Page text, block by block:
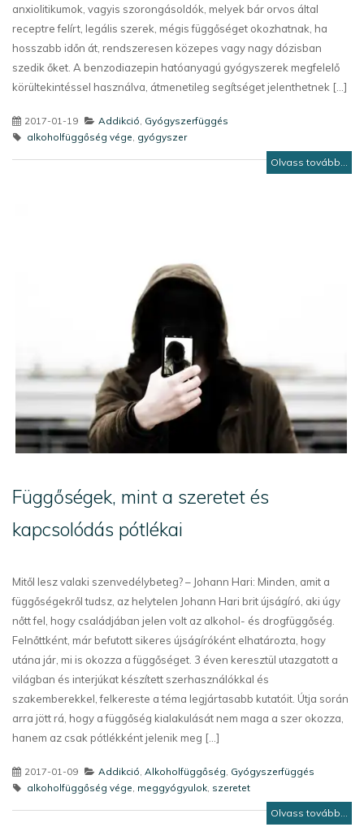
anxiolitikumok, vagyis szorongásoldók, melyek bár orvos által
receptre felírt, legális szerek, mégis függőséget okozhatnak, ha
hosszabb időn át, rendszeresen közepes vagy nagy dózisban
szedik őket. A benzodiazepin hatóanyagú gyógyszerek megfelelő
körültekintéssel használva, átmenetileg segítséget jelenthetnek [...]
2017-01-19 Addikció, Gyógyszerfüggés
alkoholfüggőség vége, gyógyszer
Olvass tovább...
Függőségek, mint a szeretet és
kapcsolódás pótlékai
Mitől lesz valaki szenvedélybeteg? – Johann Hari: Minden, amit a
függőségekről tudsz, az helytelen Johann Hari brit újságíró, aki úgy
nőtt fel, hogy családjában jelen volt az alkohol- és drogfüggőség.
Felnőttként, már befutott sikeres újságíróként elhatározta, hogy
utána jár, mi is okozza a függőséget. 3 éven keresztül utazgatott a
világban és interjúkat készített szerhasználókkal és
szakemberekkel, felkereste a téma legjártasabb kutatóit. Útja során
arra jött rá, hogy a függőség kialakulását nem maga a szer okozza,
hanem az csak pótlékként jelenik meg [...]
2017-01-09 Addikció ,Alkoholfüggőség Gyógyszerfüggés
alkoholfüggőség vége meggyógyulok, szeretet
Olvass tovább...